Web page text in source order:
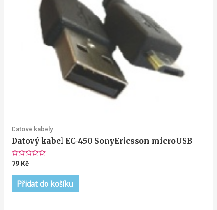
Datové kabely
Datový kabel EC-450 SonyEricsson microUSB
Hodnocení
z
79 Kč
Přidat do košíku